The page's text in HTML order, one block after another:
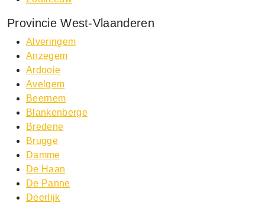
Provincie West-Vlaanderen
Alveringem
Anzegem
Ardooie
Avelgem
Beernem
Blankenberge
Bredene
Brugge
Damme
De Haan
De Panne
Deerlijk